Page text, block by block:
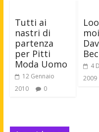
Tutti ai
nastri di
partenza
per Pitti
Moda Uomo
12 Gennaio
2010
0
4
2009